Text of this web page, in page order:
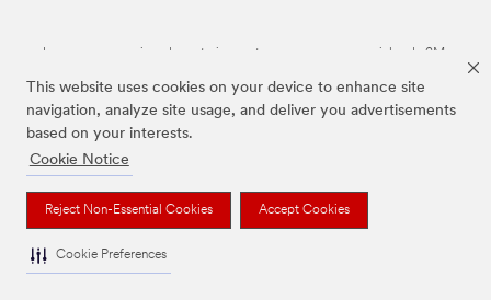
This website uses cookies on your device to enhance site
navigation, analyze site usage, and deliver you advertisements
based on your interests.
Cookie Notice
Reject Non-Essential Cookies Accept Cookies
Cookie Preferences
Las marcas mencionadas anteriormente son marcas comerciales de 3M.